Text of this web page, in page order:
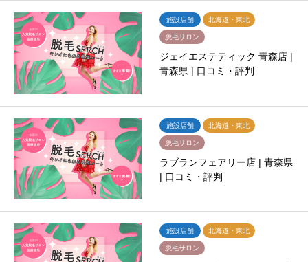
施設店舗 北海道・東北
脱毛サロン
ジェイエステティック 青森店 |
青森県 | 口コミ・評判
施設店舗 北海道・東北
脱毛サロン
ラブランフェアリー店 | 青森県
| 口コミ・評判
施設店舗 北海道・東北
脱毛サロン